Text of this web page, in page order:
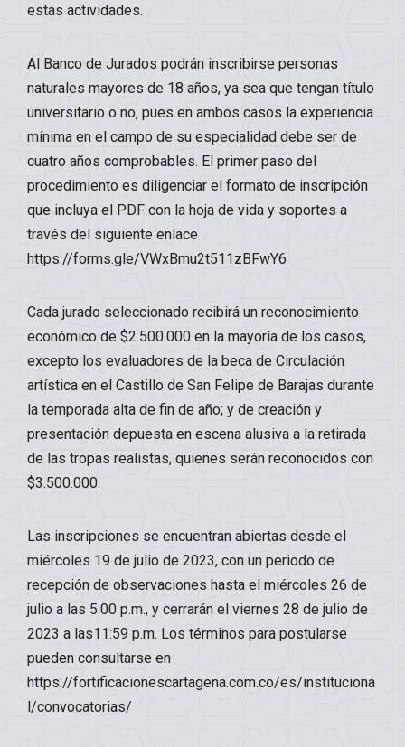
estas actividades.
Al Banco de Jurados podrán inscribirse personas
naturales mayores de 18 años, ya sea que tengan título
universitario o no, pues en ambos casos la experiencia
mínima en el campo de su especialidad debe ser de
cuatro años comprobables. El primer paso del
procedimiento es diligenciar el formato de inscripción
que incluya el PDF con la hoja de vida y soportes a
través del siguiente enlace
https://forms.gle/VWxBmu2t511zBFwY6
Cada jurado seleccionado recibirá un reconocimiento
económico de $2.500.000 en la mayoría de los casos,
excepto los evaluadores de la beca de Circulación
artística en el Castillo de San Felipe de Barajas durante
la temporada alta de fin de año; y de creación y
presentación depuesta en escena alusiva a la retirada
de las tropas realistas, quienes serán reconocidos con
$3.500.000.
Las inscripciones se encuentran abiertas desde el
miércoles 19 de julio de 2023, con un periodo de
recepción de observaciones hasta el miércoles 26 de
julio a las 5:00 p.m., y cerrarán el viernes 28 de julio de
2023 a las11:59 p.m. Los términos para postularse
pueden consultarse en
https://fortificacionescartagena.com.co/es/instituciona
l/convocatorias/